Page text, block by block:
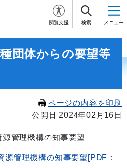
閲覧支援 検索 メニュー
団体からの要望等
ページの内容を印刷
公開日 2024年02月16日
源管理機構の知事要望
源管理機構の知事要望[PDF：